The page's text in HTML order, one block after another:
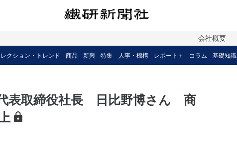
会社概要
クション・トレンド 商品 新興 特集 人事・機構 レポート＋ コラム 基礎知識
表取締役社長 日比野博さん 商